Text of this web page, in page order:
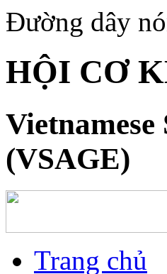
Đường dây
HỘI CƠ
(VSAGE)
Trang chủ